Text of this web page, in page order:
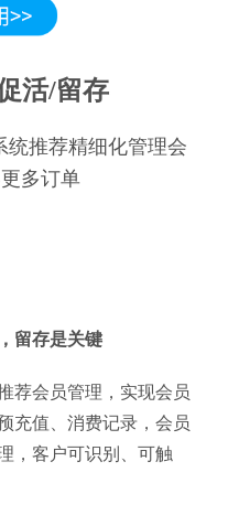
活/留存
统推荐精细化管理会
多订单
留存是关键
荐会员管理，实现会员
充值、消费记录，会员
，客户可识别、可触